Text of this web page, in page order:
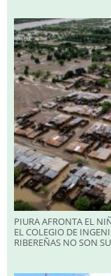
PIURA AFRONTA EL
EL COLEGIO DE
RIBEREÑAS NO SON